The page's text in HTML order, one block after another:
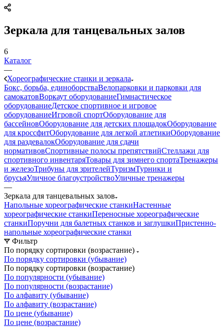
Зеркала для танцевальных залов
6
Каталог
—
Хореографические станки и зеркала
Бокс, борьба, единоборстваВелопарковки и парковки для
самокатовВоркаут оборудованиеГимнастическое
оборудованиеДетское спортивное и игровое
оборудованиеИгровой спортОборудование для
бассейновОборудование для детских площадокОборудование
для кроссфитОборудование для легкой атлетикиОборудование
для раздевалокОборудование для сдачи
нормативовСпортивные полосы препятствийСтеллажи для
спортивного инвентаряТовары для зимнего спортаТренажеры
и железоТрибуны для зрителейТуризмТурники и
брусьяУличное благоустройствоУличные тренажеры
—
Зеркала для танцевальных залов
Напольные хореографические станкиНастенные
хореографические станкиПереносные хореографические
станкиПоручни для балетных станков и заглушкиПристенно-
напольные хореографические станки
Фильтр
По порядку сортировки (возрастание)
По порядку сортировки (убывание)
По порядку сортировки (возрастание)
По популярности (убывание)
По популярности (возрастание)
По алфавиту (убывание)
По алфавиту (возрастание)
По цене (убывание)
По цене (возрастание)